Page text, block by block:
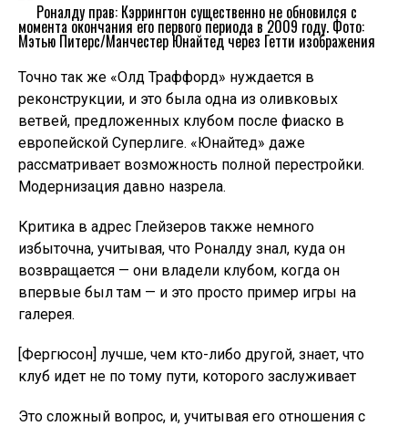
Роналду прав: Кэррингтон существенно не обновился с
момента окончания его первого периода в 2009 году. Фото:
Мэтью Питерс/Манчестер Юнайтед через Гетти изображения
Точно так же «Олд Траффорд» нуждается в
реконструкции, и это была одна из оливковых
ветвей, предложенных клубом после фиаско в
европейской Суперлиге. «Юнайтед» даже
рассматривает возможность полной перестройки.
Модернизация давно назрела.
Критика в адрес Глейзеров также немного
избыточна, учитывая, что Роналду знал, куда он
возвращается — они владели клубом, когда он
впервые был там — и это просто пример игры на
галерея.
[Фергюсон] лучше, чем кто-либо другой, знает, что
клуб идет не по тому пути, которого заслуживает
Это сложный вопрос, и, учитывая его отношения с